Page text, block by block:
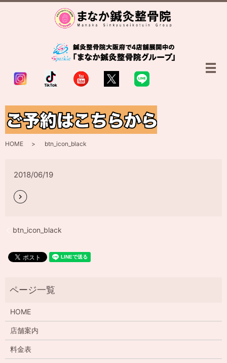
メ
btn_icon_black
HOME btn_icon_black
2018/06/19
btn_icon_black
HOME
店舗案内
料金表